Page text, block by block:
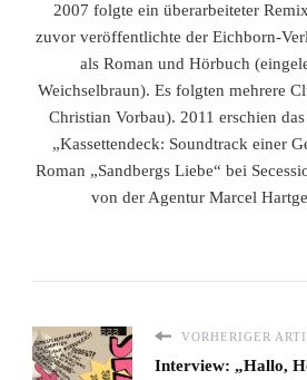
2007 folgte ein überarbeiteter
zuvor veröffentlichte der Eichborn-
als Roman und Hörbuch
Weichselbraun). Es folgten mehrere
Christian Vorbau). 2011 erschien
„Kassettendeck: Soundtrack einer
Roman „Sandbergs Liebe“ bei
von der Agentur Marcel
VORHERIGER
Interview: „Hallo,